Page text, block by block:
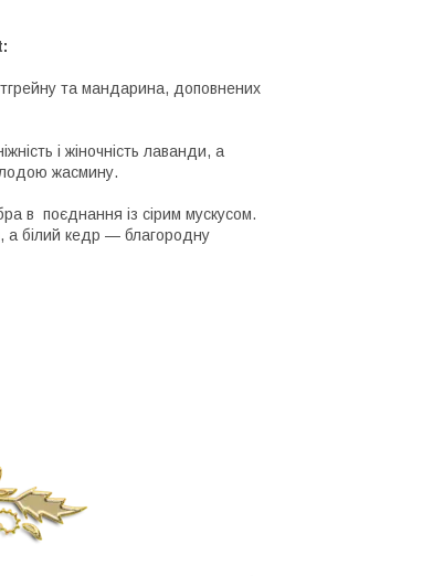
та мандарина, доповнених
і жіночність лаванди, а
жасмину.
в поєднання із сірим мускусом.
а білий кедр — благородну